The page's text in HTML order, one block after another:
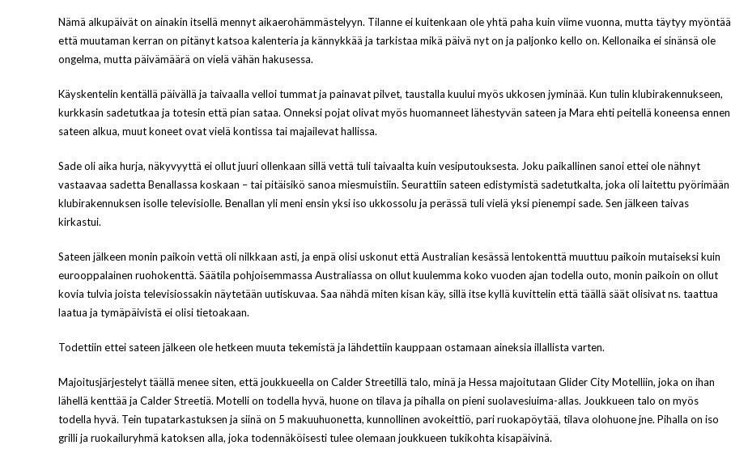
Nämä alkupäivät on ainakin itsellä mennyt aikaerohämmästelyyn. Tilanne ei kuitenkaan ole yhtä paha kuin viime vuonna, mutta täytyy myöntää
että muutaman kerran on pitänyt katsoa kalenteria ja kännykkää ja tarkistaa mikä päivä nyt on ja paljonko kello on. Kellonaika ei sinänsä ole
ongelma, mutta päivämäärä on vielä vähän hakusessa.
Käyskentelin kentällä päivällä ja taivaalla velloi tummat ja painavat pilvet, taustalla kuului myös ukkosen jyminää. Kun tulin klubirakennukseen,
kurkkasin sadetutkaa ja totesin että pian sataa. Onneksi pojat olivat myös huomanneet lähestyvän sateen ja Mara ehti peitellä koneensa ennen
sateen alkua, muut koneet ovat vielä kontissa tai majailevat hallissa.
Sade oli aika hurja, näkyvyyttä ei ollut juuri ollenkaan sillä vettä tuli taivaalta kuin vesiputouksesta. Joku paikallinen sanoi ettei ole nähnyt
vastaavaa sadetta Benallassa koskaan – tai pitäisikö sanoa miesmuistiin. Seurattiin sateen edistymistä sadetutkalta, joka oli laitettu pyörimään
klubirakennuksen isolle televisiolle. Benallan yli meni ensin yksi iso ukkossolu ja perässä tuli vielä yksi pienempi sade. Sen jälkeen taivas
kirkastui.
Sateen jälkeen monin paikoin vettä oli nilkkaan asti, ja enpä olisi uskonut että Australian kesässä lentokenttä muuttuu paikoin mutaiseksi kuin
eurooppalainen ruohokenttä. Säätila pohjoisemmassa Australiassa on ollut kuulemma koko vuoden ajan todella outo, monin paikoin on ollut
kovia tulvia joista televisiossakin näytetään uutiskuvaa. Saa nähdä miten kisan käy, sillä itse kyllä kuvittelin että täällä säät olisivat ns. taattua
laatua ja tymäpäivistä ei olisi tietoakaan.
Todettiin ettei sateen jälkeen ole hetkeen muuta tekemistä ja lähdettiin kauppaan ostamaan aineksia illallista varten.
Majoitusjärjestelyt täällä menee siten, että joukkueella on Calder Streetillä talo, minä ja Hessa majoitutaan Glider City Motelliin, joka on ihan
lähellä kenttää ja Calder Streetiä. Motelli on todella hyvä, huone on tilava ja pihalla on pieni suolavesiuima-allas. Joukkueen talo on myös
todella hyvä. Tein tupatarkastuksen ja siinä on 5 makuuhuonetta, kunnollinen avokeittiö, pari ruokapöytää, tilava olohuone jne. Pihalla on iso
grilli ja ruokailuryhmä katoksen alla, joka todennäköisesti tulee olemaan joukkueen tukikohta kisapäivinä.